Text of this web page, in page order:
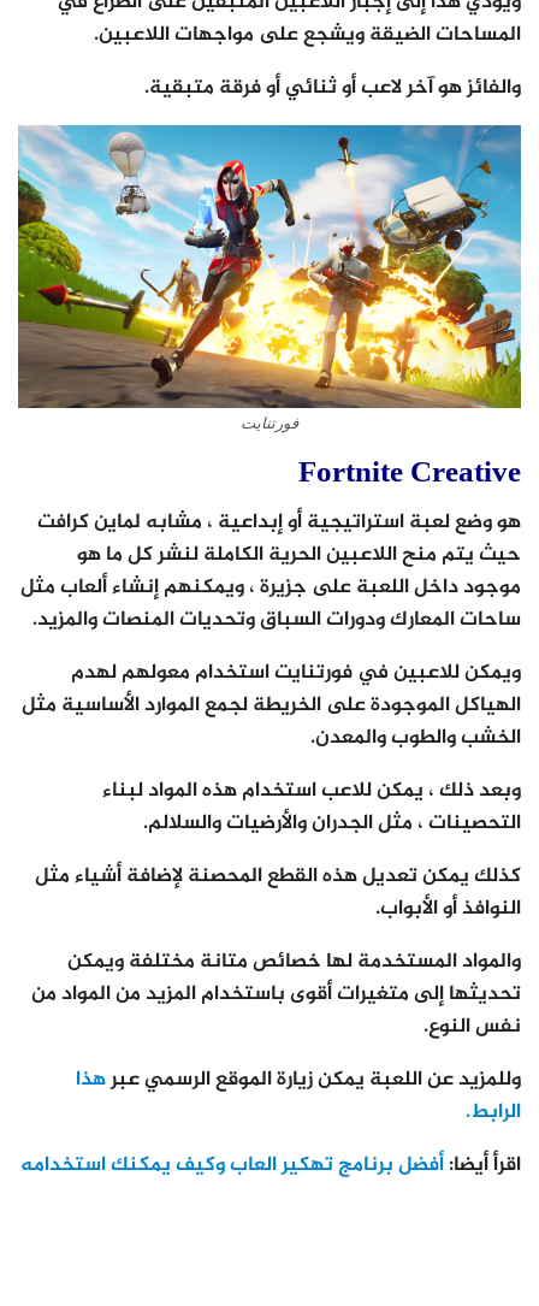
المساحات الضيقة ويشجع على مواجهات اللاعبين.
والفائز هو آخر لاعب أو ثنائي أو فرقة متبقية.
فورتنايت
Fortnite Creative
هو وضع لعبة استراتيجية أو إبداعية ، مشابه لماين كرافت
حيث يتم منح اللاعبين الحرية الكاملة لنشر كل ما هو
موجود داخل اللعبة على جزيرة ، ويمكنهم إنشاء ألعاب مثل
ساحات المعارك ودورات السباق وتحديات المنصات والمزيد.
ويمكن للاعبين في فورتنايت استخدام معولهم لهدم
الهياكل الموجودة على الخريطة لجمع الموارد الأساسية مثل
الخشب والطوب والمعدن.
وبعد ذلك ، يمكن للاعب استخدام هذه المواد لبناء
التحصينات ، مثل الجدران والأرضيات والسلالم.
كذلك يمكن تعديل هذه القطع المحصنة لإضافة أشياء مثل
النوافذ أو الأبواب.
والمواد المستخدمة لها خصائص متانة مختلفة ويمكن
تحديثها إلى متغيرات أقوى باستخدام المزيد من المواد من
نفس النوع.
وللمزيد عن اللعبة يمكن زيارة الموقع الرسمي عبرهذا
الرابط.
اقرأ أيضا:أفضل برنامج تهكير العاب وكيف يمكنك استخدامه